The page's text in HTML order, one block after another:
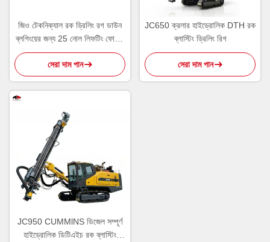
জিও টেকনিক্যাল রক ড্রিলিং রগ ডাউন
ব্লগিংয়ের জন্য 25 নোল লিফটিং ফোর্সটি
ডাউন করুন ig
সেরা দাম পান
JC650 ক্রলার হাইড্রোলিক DTH রক
ব্লাস্টিং ড্রিলিং রিগ
সেরা দাম পান
JC950 CUMMlNS ডিজেল সম্পূর্ণ
হাইড্রোলিক ডিটিএইচ রক ব্লাস্টিং